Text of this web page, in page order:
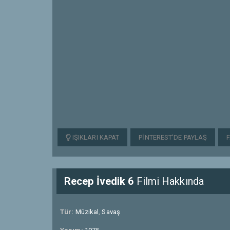
IŞIKLARI KAPAT PINTEREST'DE PAYLAŞ
Recep İvedik 6 Filmi Hakkında
Tür: Müzikal ,Savaş